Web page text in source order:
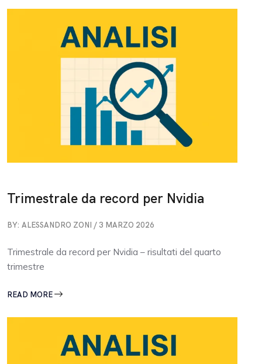
Trimestrale da record per Nvidia
BY: ALESSANDRO ZONI / 3 MARZO 2026
Trimestrale da record per Nvidia – risultati del quarto
trimestre
READ MORE